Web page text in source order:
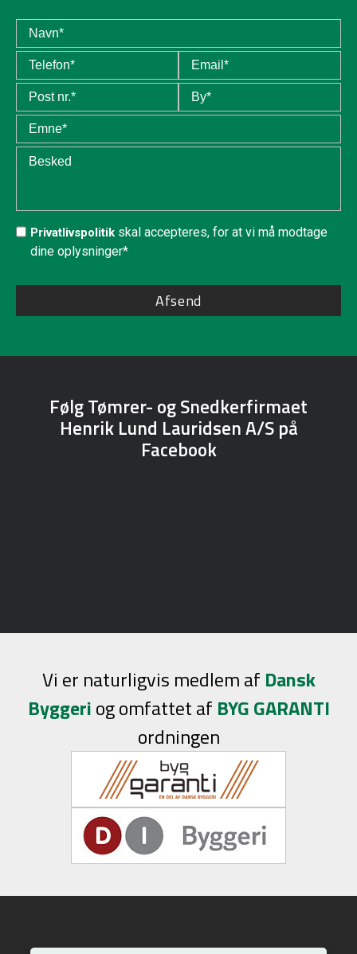
Privatlivspolitikskal accepteres, for at vi må modtage
dine oplysninger*
Følg Tømrer- og Snedkerfirmaet
Henrik Lund Lauridsen A/S på
Facebook
Vi er naturligvis medlem af Dansk
Byggeriog omfattet af BYG GARANTI
ordningen